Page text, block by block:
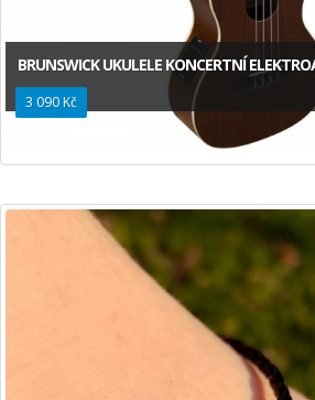
BRUNSWICK UKULELE KONCERTNÍ
3 090 Kč